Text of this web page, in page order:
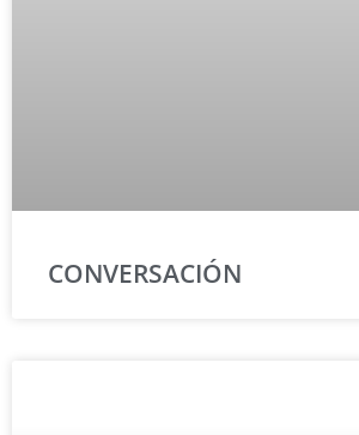
CONVERSACIÓN